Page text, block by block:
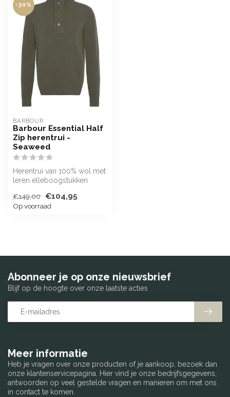
-30%
BARBOUR
Barbour Essential Half
Zip herentrui -
Seaweed
Herentrui van 100% wol met
leren elleboogstukken
€149,00 €104,95
Op voorraad
Meer informatie
Heb je vragen over onze producten of je aankoop, bezoek dan
onze klantenservicepagina. Hier vind je onze bedrijfsgegevens,
antwoorden op veel gestelde vragen en manieren om met ons
in contact te komen.
Abonneer je op onze nieuwsbrief
Blijf op de hoogte over onze laatste acties